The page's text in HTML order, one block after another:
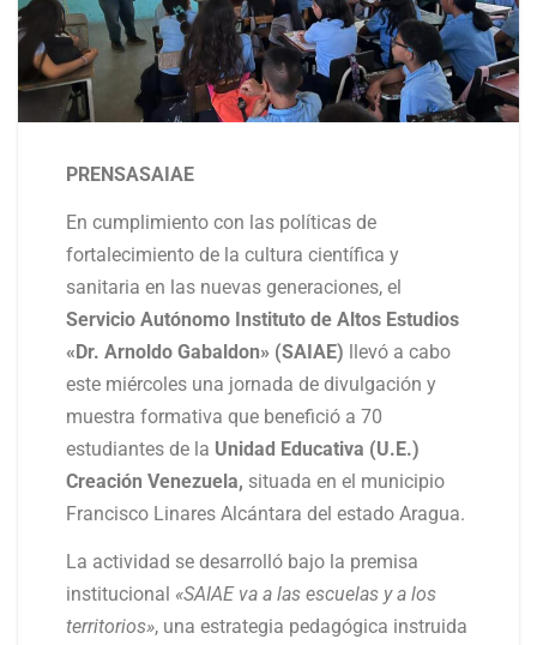
PRENSASAIAE
En cumplimiento con las políticas de
fortalecimiento de la cultura científica y
sanitaria en las nuevas generaciones, el
Servicio Autónomo Instituto de Altos Estudios
«Dr. Arnoldo Gabaldon» (SAIAE) llevó a cabo
este miércoles una jornada de divulgación y
muestra formativa que benefició a 70
estudiantes de la Unidad Educativa (U.E.)
Creación Venezuela, situada en el municipio
Francisco Linares Alcántara del estado Aragua.
La actividad se desarrolló bajo la premisa
institucional «SAIAE va a las escuelas y a los
territorios», una estrategia pedagógica instruida